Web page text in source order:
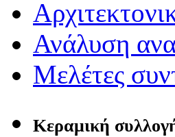
Ανάλυση
Μελέτες
Κεραμική